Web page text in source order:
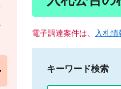
電子調達案件は、 入札
キーワード検索